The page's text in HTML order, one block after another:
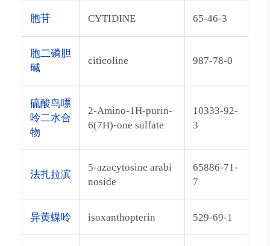
胞苷 CYTIDINE 65-46-3
胞二磷胆
碱
citicoline 987-78-0
硫酸鸟嘌
呤二水合
物
2-Amino-1H-purin-
6(7H)-one sulfate
10333-92-
3
法扎拉滨
5-azacytosine arabi
noside
65886-71-
7
异黄蝶呤 isoxanthopterin 529-69-1